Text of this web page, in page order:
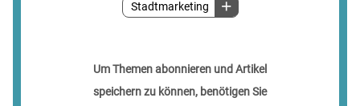
Stadtmarketing
Um Themen abonnieren und Artikel
speichern zu können, benötigen Sie